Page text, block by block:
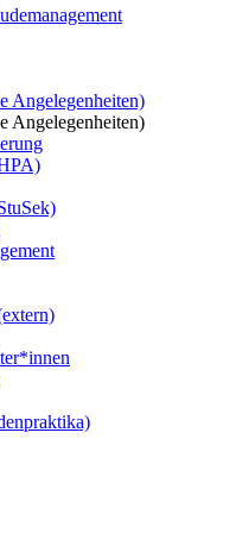
Angelegenheiten)
Angelegenheiten)